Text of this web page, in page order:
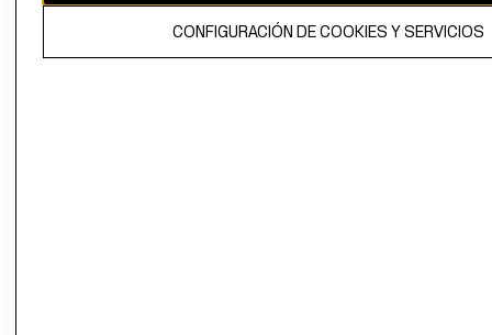
CONFIGURACIÓN DE COOKIES Y SERVICIOS